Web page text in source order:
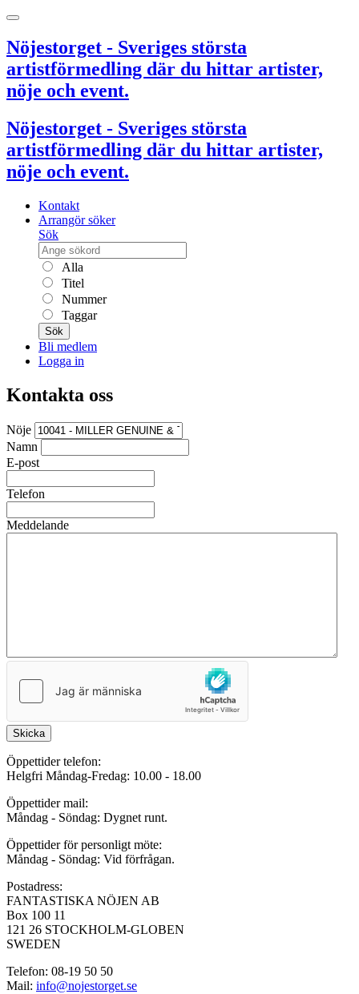
Nöjestorget - Sveriges största
artistförmedling där du hittar artister,
nöje och event.
Nöjestorget - Sveriges största
artistförmedling där du hittar artister,
nöje och event.
Kontakt
Arrangör söker
Sök
Alla
Titel
Nummer
Taggar
Sök
Bli medlem
Logga in
Kontakta oss
Nöje
Namn
E-post
Telefon
Meddelande
Skicka
Öppettider telefon:
Helgfri Måndag-Fredag: 10.00 - 18.00
Öppettider mail:
Måndag - Söndag: Dygnet runt.
Öppettider för personligt möte:
Måndag - Söndag: Vid förfrågan.
Postadress:
FANTASTISKA NÖJEN AB
Box 100 11
121 26 STOCKHOLM-GLOBEN
SWEDEN
Telefon: 08-19 50 50
Mail: info@nojestorget.se